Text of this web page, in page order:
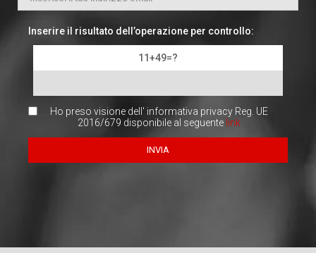
Inserire il risultato dell’operazione per controllo:
11+49=?
Ho preso visione dell' informativa privacy Reg. UE
2016/679 disponibile al seguente link